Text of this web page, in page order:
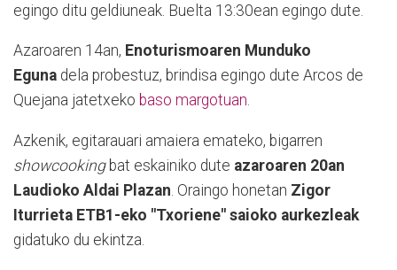
egingo ditu geldiuneak. Buelta 13:30ean egingo dute.
Azaroaren 14an, Enoturismoaren Munduko
Eguna dela probestuz, brindisa egingo dute Arcos de
Quejana jatetxeko baso margotuan.
Azkenik, egitarauari amaiera emateko, bigarren
showcookingbat eskainiko dute azaroaren 20an
Laudioko Aldai Plazan. Oraingo honetan Zigor
Iturrieta ETB1-eko "Txoriene" saioko aurkezleak
gidatuko du ekintza.